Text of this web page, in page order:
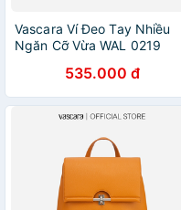
Vascara Ví Đeo Tay Nhiều
Ngăn Cỡ Vừa WAL 0219
535.000 đ